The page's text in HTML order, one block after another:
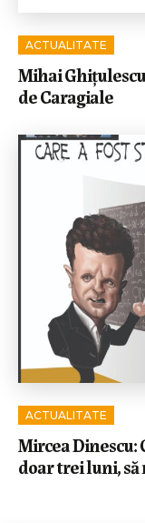
ACTUALITATE
Mihai
de Caragiale
ACTUALITATE
Mircea Dinescu:
doar trei luni, să